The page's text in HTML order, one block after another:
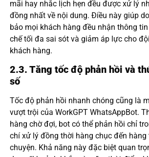
mãi hay nhắc lịch hẹn đều được xử lý
đồng nhất về nội dung. Điều này giúp
bảo mọi khách hàng đều nhận thông
chế tối đa sai sót và giảm áp lực cho
khách hàng.
2.3. Tăng tốc độ phản hồi và
số
Tốc độ phản hồi nhanh chóng cũng là
vượt trội của WorkGPT WhatsAppBot.
hàng chờ đợi, bot có thể phản hồi chỉ
chí xử lý đồng thời hàng chục đến hàng
chuyện. Khả năng này đặc biệt quan